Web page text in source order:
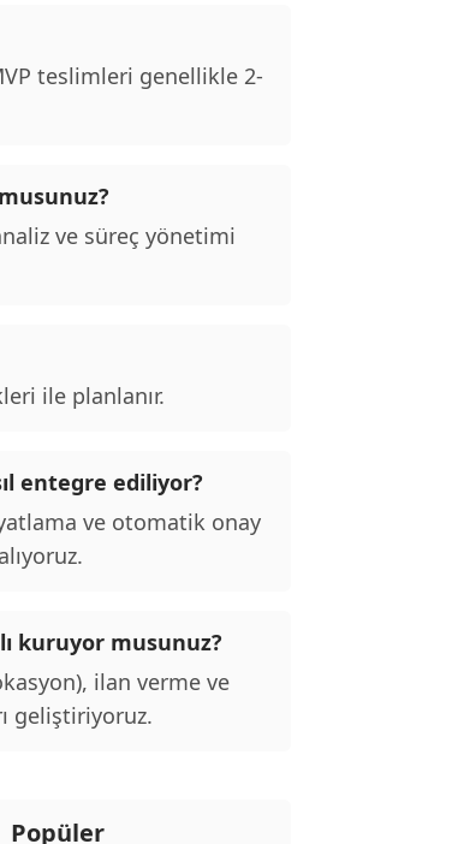
teslimleri genellikle 2-
ve süreç yönetimi
ile planlanır.
entegre ediliyor?
ve otomatik onay
kuruyor musunuz?
ilan verme ve
geliştiriyoruz.
Popüler